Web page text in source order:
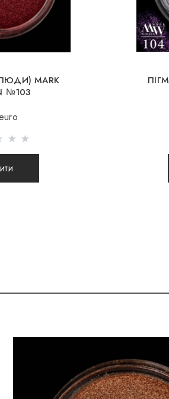
Чехія, Литва, Румунія, Словаччина,
Іспанія).
доставка можлива при
доставки (міжнародні посилки
посилок за кордон
зможете відстежувати свою посилку.
MARK
№103